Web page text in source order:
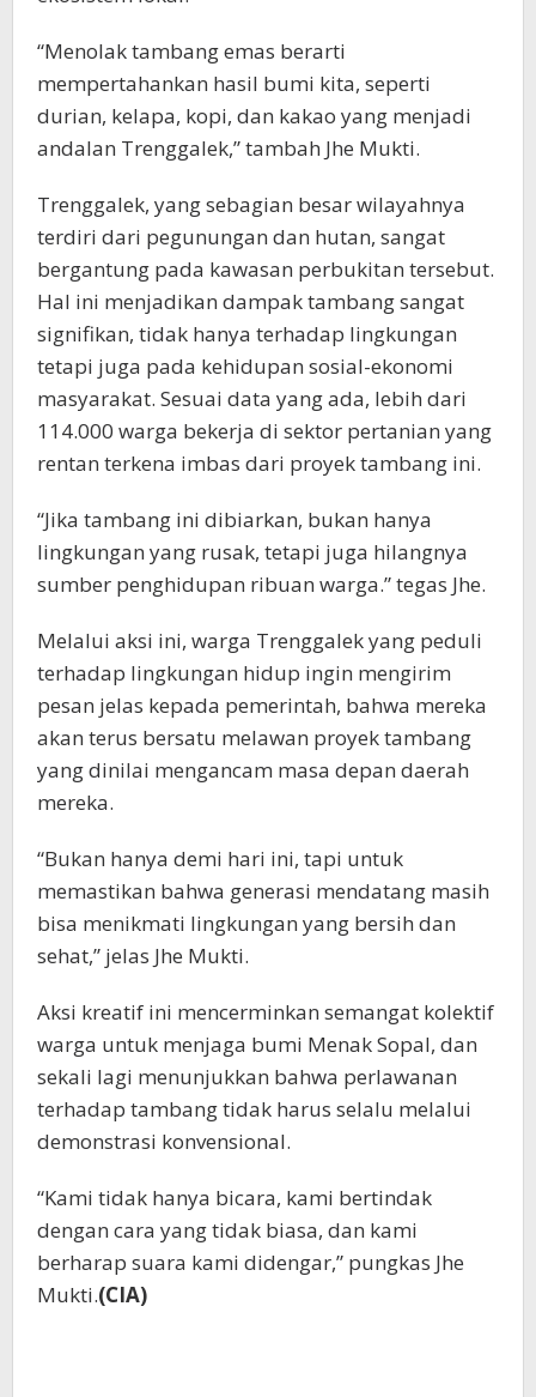
“Menolak tambang emas berarti
mempertahankan hasil bumi kita, seperti
durian, kelapa, kopi, dan kakao yang menjadi
andalan Trenggalek,” tambah Jhe Mukti.
Trenggalek, yang sebagian besar wilayahnya
terdiri dari pegunungan dan hutan, sangat
bergantung pada kawasan perbukitan tersebut.
Hal ini menjadikan dampak tambang sangat
signifikan, tidak hanya terhadap lingkungan
tetapi juga pada kehidupan sosial-ekonomi
masyarakat. Sesuai data yang ada, lebih dari
114.000 warga bekerja di sektor pertanian yang
rentan terkena imbas dari proyek tambang ini.
“Jika tambang ini dibiarkan, bukan hanya
lingkungan yang rusak, tetapi juga hilangnya
sumber penghidupan ribuan warga.” tegas Jhe.
Melalui aksi ini, warga Trenggalek yang peduli
terhadap lingkungan hidup ingin mengirim
pesan jelas kepada pemerintah, bahwa mereka
akan terus bersatu melawan proyek tambang
yang dinilai mengancam masa depan daerah
mereka.
“Bukan hanya demi hari ini, tapi untuk
memastikan bahwa generasi mendatang masih
bisa menikmati lingkungan yang bersih dan
sehat,” jelas Jhe Mukti.
Aksi kreatif ini mencerminkan semangat kolektif
warga untuk menjaga bumi Menak Sopal, dan
sekali lagi menunjukkan bahwa perlawanan
terhadap tambang tidak harus selalu melalui
demonstrasi konvensional.
“Kami tidak hanya bicara, kami bertindak
dengan cara yang tidak biasa, dan kami
berharap suara kami didengar,” pungkas Jhe
Mukti.(CIA)